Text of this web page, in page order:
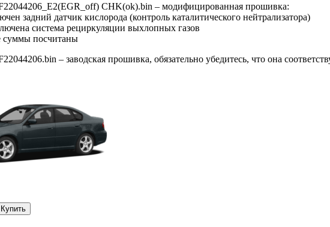
CHK(ok).bin – модифицированная прошивка:
задний датчик кислорода (контроль каталитического нейтрализатора)
система рециркуляции выхлопных газов
суммы посчитаны
– заводская прошивка, обязательно убедитесь, что она